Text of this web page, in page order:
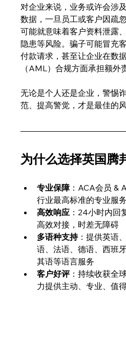
对企业来说，业务或许会涉
数据，一旦员工或客户因疏
可能就意味着客户资料泄露
隐患等风险。骗子可能冒充
付款请求，甚至让企业在数
（AML）合规方面承担额外
无论是个人还是企业，警惕
范、提高警觉，才是最佳的
为什么选择英国腾
专业保障：ACA会员 &
行业最高标准的专业服务
高效响应 ：24小时内回
高效对接，时差无障碍
多语种支持：提供英语
语、法语、德语、西班
其语等语言服务
客户好评：持续收获全
力提供主动、专业、值